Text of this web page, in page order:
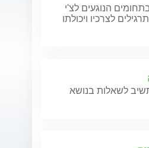
הנוגעים לצ'י
לצרכיו ויכולתו
לשאלות בנושא